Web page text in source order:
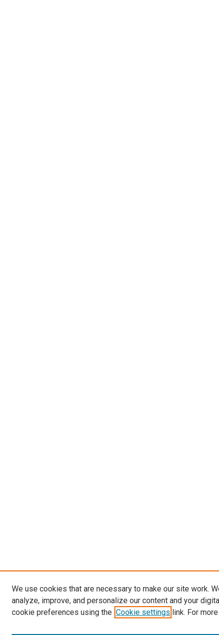
We use cookies that are necessary to make our site work.
analyze, improve, and personalize our content and your
cookie preferences using the Cookie settings link. For